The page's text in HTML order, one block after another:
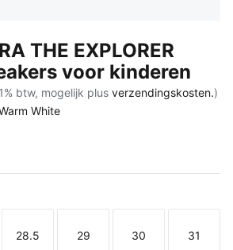
THE EXPLORER
voor kinderen
btw, mogelijk plus verzendingskosten.)
White
White
Maat
28.5
Maat
29
Maat
30
Maat
31